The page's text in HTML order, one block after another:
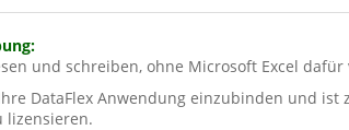
und schreiben, ohne Microsoft Excel
DataFlex Anwendung einzubinden und ist
lizensieren.